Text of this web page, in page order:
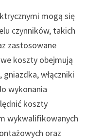
mogą się
czynników, takich
zastosowane
koszty obejmują
włączniki
wykonania
koszty
wykwalifikowanych
oraz